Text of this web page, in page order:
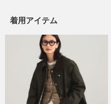
着用アイテム